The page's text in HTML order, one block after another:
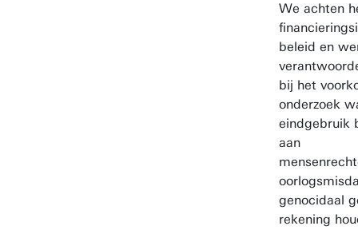
We achten
beleid en
bij het
onderzoek
eindgebruik
aan
genocidaal
rekening